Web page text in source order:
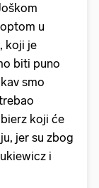
u
koji je
biti puno
smo
koji će
jer su zbog
i